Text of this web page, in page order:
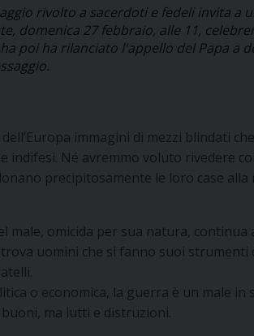
rivolto a sacerdoti e fedeli invita
domenica 27 febbraio, alle 11,
poi ha rilanciato l'appello del Papa
immagini di mezzi blindati
indifesi. Né avremmo voluto rivedere
precipitosamente le loro case alla
male, omicida per sua natura, continua
uomini che si fanno suoi strumenti
o economica, la guerra è un male in
ma lutti e distruzioni.